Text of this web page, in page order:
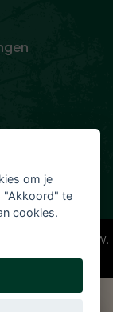
en incl. 21% BTW.
om je
"Akkoord" te
cookies.